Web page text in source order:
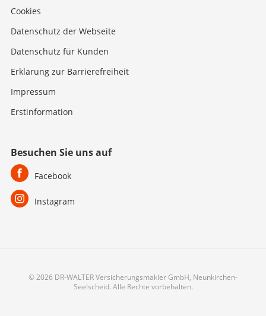
Cookies
Datenschutz der Webseite
Datenschutz für Kunden
Erklärung zur Barrierefreiheit
Impressum
Erstinformation
Besuchen Sie uns auf
Facebook
Instagram
© 2026 DR-WALTER Versicherungsmakler GmbH, Neunkirchen-
Seelscheid. Alle Rechte vorbehalten.